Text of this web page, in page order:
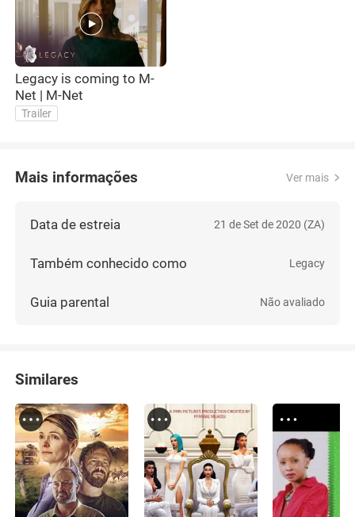
Legacy is coming to M-
Net | M-Net
Trailer
Mais informações Ver mais
Data de estreia 21 de Set de 2020 (ZA)
Também conhecido como Legacy
Guia parental Não avaliado
Similares